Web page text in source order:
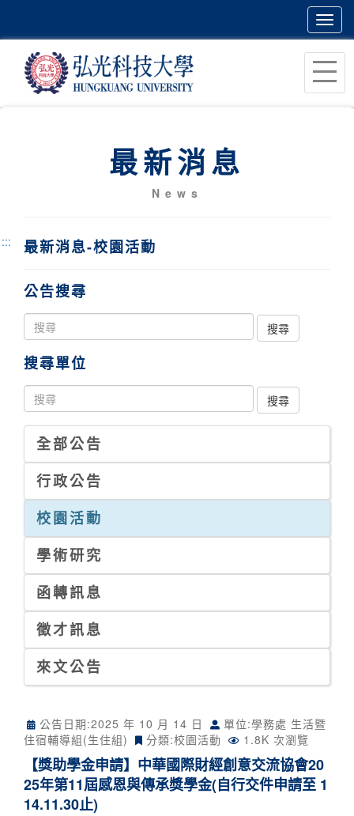
最新消息
News
::: 最新消息-校園活動
公告搜尋
搜尋單位
全部公告
行政公告
校園活動
學術研究
函轉訊息
徵才訊息
來文公告
公告日期:2025 年 10 月 14 日
單位:學務處 生活暨
住宿輔導組(生住組)
分類:校園活動 1.8K 次瀏覽
【獎助學金申請】中華國際財經創意交流協會20
25年第11屆感恩與傳承獎學金(自行交件申請至 1
14.11.30止)